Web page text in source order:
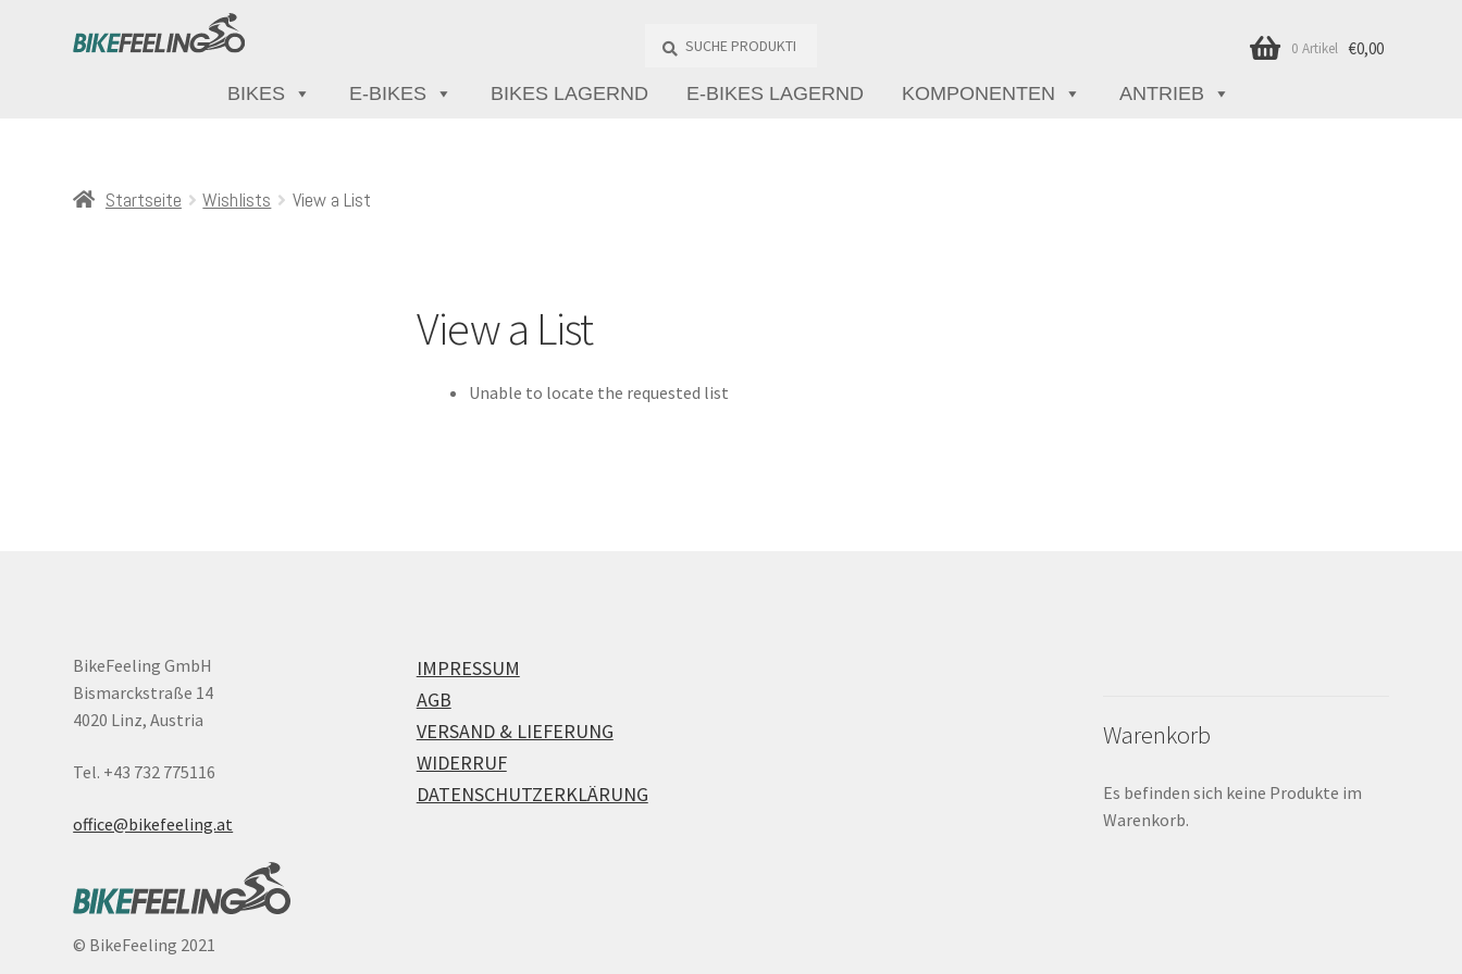
Produkte
€0,00
0 Artikel
BIKES E-BIKES BIKES LAGERND E-BIKES LAGERND KOMPONENTEN ANTRIEB
Startseite Wishlists View a List
View a List
Unable to locate the requested list
BikeFeeling GmbH
Bismarckstraße 14
4020 Linz, Austria
Tel. +43 732 775116
office@bikefeeling.at
© BikeFeeling 2021
IMPRESSUM
AGB
VERSAND & LIEFERUNG
WIDERRUF
DATENSCHUTZERKLÄRUNG
Warenkorb
Es befinden sich keine Produkte im
Warenkorb.